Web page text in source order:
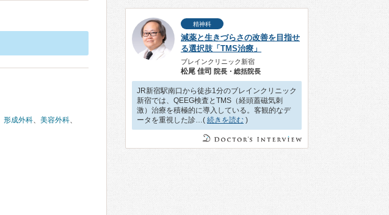
形成外科、 美容外科、
精神科
減薬と生きづらさの改善を目指せ
る選択肢「TMS治療」
ブレインクリニック新宿
松尾 佳司 院長・総括院長
JR新宿駅南口から徒歩1分のブレインクリニック
新宿では、QEEG検査とTMS（経頭蓋磁気刺
激）治療を積極的に導入している。客観的なデ
ータを重視した診…( 続きを読む )